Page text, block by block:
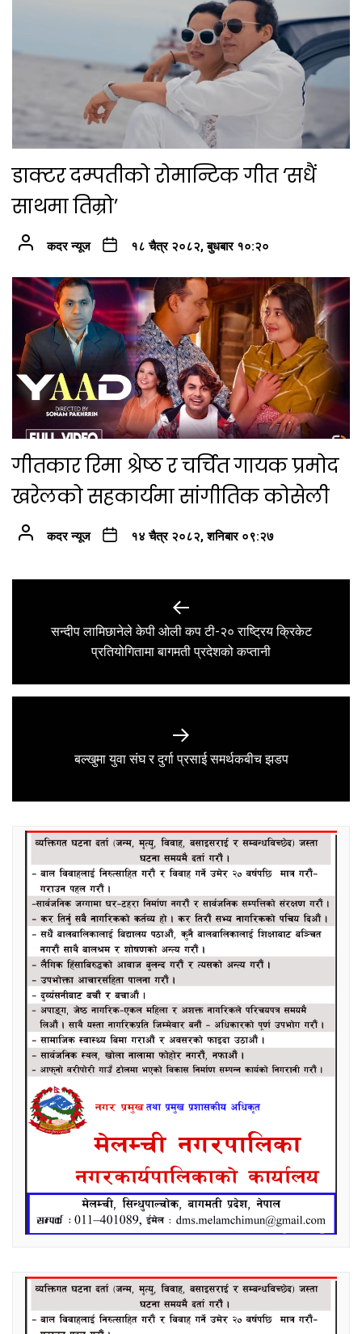
डाक्टर दम्पतीको रोमान्टिक गीत ‘सधैं
साथमा तिम्रो’
कदर न्यूज १८ चैत्र २०८२, बुधबार १०:२०
गीतकार रिमा श्रेष्ठ र चर्चित गायक प्रमोद
खरेलको सहकार्यमा सांगीतिक कोसेली
कदर न्यूज १४ चैत्र २०८२, शनिबार ०९:२७
navigation
Previous
post:
सन्दीप लामिछानेले केपी ओली कप टी-२० राष्ट्रिय क्रिकेट
प्रतियोगितामा बागमती प्रदेशको कप्तानी
Next
बल्खुमा युवा संघ र दुर्गा प्रसाई समर्थकबीच झडप